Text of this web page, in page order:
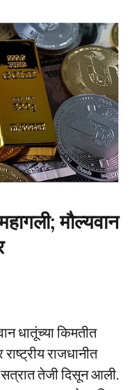
मौल्यवान
धातूंच्या किमतीत
राष्ट्रीय राजधानीत
सत्रात तेजी दिसून आली.